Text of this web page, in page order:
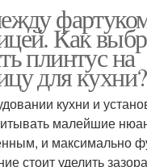
Как
плинтус на
для кухни?
кухни и
малейшие
и максимально
стоит уделить